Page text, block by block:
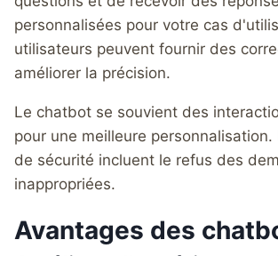
personnalisées pour votre cas
utilisateurs peuvent fournir des
améliorer la précision.
Le chatbot se souvient des
pour une meilleure personnalisation.
de sécurité incluent le refus des
inappropriées.
Avantages des